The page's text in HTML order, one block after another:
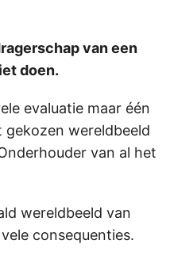
van een
doen.
evaluatie maar één
wereldbeeld
van al het
wereldbeeld van
consequenties.